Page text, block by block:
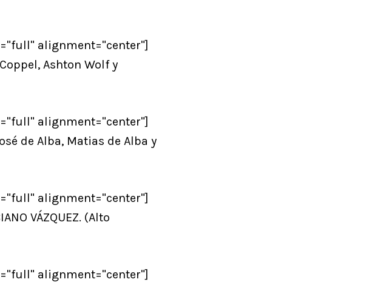
alignment="center"]
Ashton Wolf y
alignment="center"]
de Alba, Matias de Alba y
alignment="center"]
VÁZQUEZ. (Alto
alignment="center"]